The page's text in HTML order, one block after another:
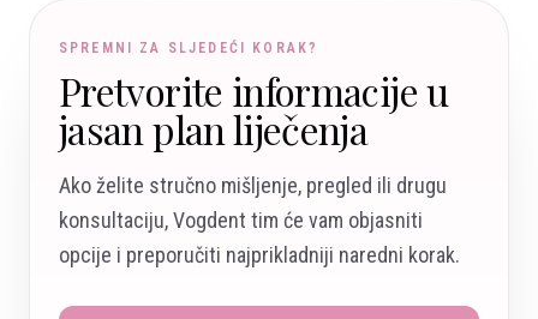
SPREMNI ZA SLJEDEĆI KORAK?
Pretvorite informacije u
jasan plan liječenja
Ako želite stručno mišljenje, pregled ili drugu
konsultaciju, Vogdent tim će vam objasniti
opcije i preporučiti najprikladniji naredni korak.